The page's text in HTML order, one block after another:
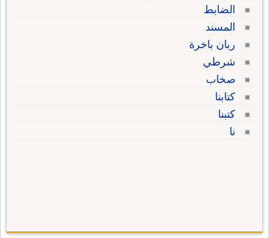
الضابط
المسند
ربان باخرة
شرطي
صخاب
كتابنا
كتبنا
نا